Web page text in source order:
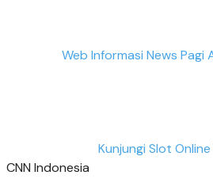
Web Informasi News Pagi
Kunjungi Slot
CNN Indonesia